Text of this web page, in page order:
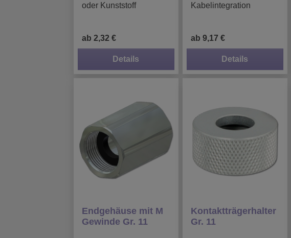
oder Kunststoff
ab 2,32 €
Details
Kabelintegration
ab 9,17 €
Details
Endgehäuse mit M
Gewinde Gr. 11
Kontaktträgerhalter
Gr. 11